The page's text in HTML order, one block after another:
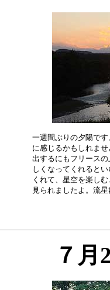
一週間ぶりの夕陽で
に感じるかもしれま
出するにもフリース
しくなってくれると
くれて、星空を楽し
７月